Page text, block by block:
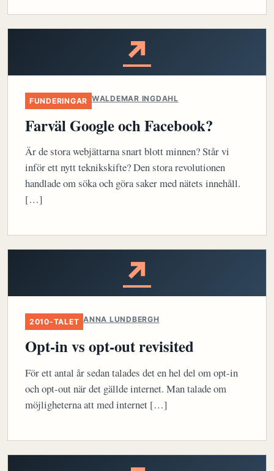
↗
FUNDERINGAR WALDEMAR INGDAHL
Farväl Google och Facebook?
Är de stora webjättarna snart blott minnen? Står vi
inför ett nytt teknikskifte? Den stora revolutionen
handlade om söka och göra saker med nätets innehåll.
[…]
↗
2010-TALET ANNA LUNDBERGH
Opt-in vs opt-out revisited
För ett antal år sedan talades det en hel del om opt-in
och opt-out när det gällde internet. Man talade om
möjligheterna att med internet […]